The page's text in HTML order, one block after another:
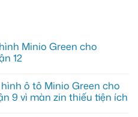
Minio Green cho
12
ô tô Minio Green cho
9 vì màn zin thiếu tiện ích